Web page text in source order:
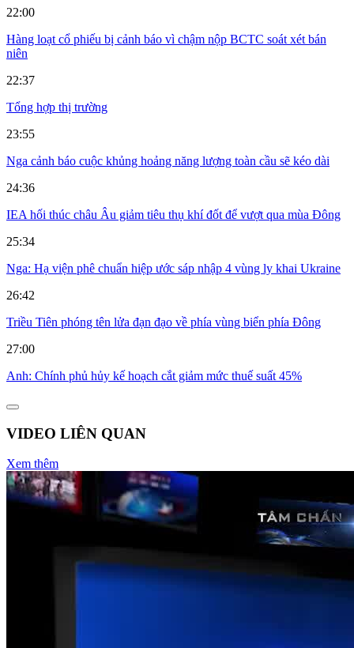
22:00
Hàng loạt cổ phiếu bị cảnh báo vì chậm nộp BCTC soát xét bán
niên
22:37
Tổng hợp thị trường
23:55
Nga cảnh báo cuộc khủng hoảng năng lượng toàn cầu sẽ kéo dài
24:36
IEA hối thúc châu Âu giảm tiêu thụ khí đốt để vượt qua mùa Đông
25:34
Nga: Hạ viện phê chuẩn hiệp ước sáp nhập 4 vùng ly khai Ukraine
26:42
Triều Tiên phóng tên lửa đạn đạo về phía vùng biển phía Đông
27:00
Anh: Chính phủ hủy kế hoạch cắt giảm mức thuế suất 45%
VIDEO LIÊN QUAN
Xem thêm